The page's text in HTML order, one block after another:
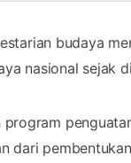
budaya
nasional sejak
dari